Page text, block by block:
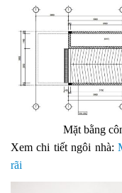
Mặt bằng
Xem chi tiết ngôi nhà:
rãi